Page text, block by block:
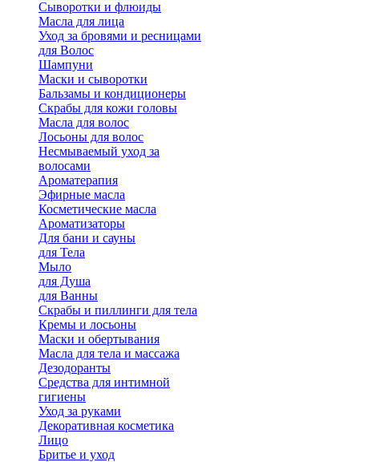
Сыворотки и флюиды
Масла для лица
Уход за бровями и ресницами
для Волос
Шампуни
Маски и сыворотки
Бальзамы и кондиционеры
Скрабы для кожи головы
Масла для волос
Лосьоны для волос
Несмываемый уход за
волосами
Ароматерапия
Эфирные масла
Косметические масла
Ароматизаторы
Для бани и сауны
для Тела
Мыло
для Душа
для Ванны
Скрабы и пиллинги для тела
Кремы и лосьоны
Маски и обертывания
Масла для тела и массажа
Дезодоранты
Средства для интимной
гигиены
Уход за руками
Декоративная косметика
Лицо
Бритье и уход